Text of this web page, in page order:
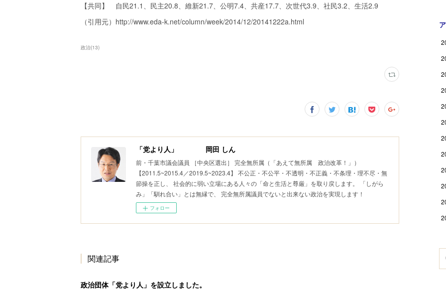
【共同】 自民21.1、民主20.8、維新21.7、公明7.4、共産17.7、次世代3.9、社民3.2、生活2.9
（引用元）http://www.eda-k.net/column/week/2014/12/20141222a.html
政治(13)
「党より人」 岡田 しん
前・千葉市議会議員 ［中央区選出］ 完全無所属（「あえて無所属 政治改革！」）
【2011.5~2015.4／2019.5~2023.4】 不公正・不公平・不透明・不正義・不条理・理不尽・無
節操を正し、 社会的に弱い立場にある人々の「命と生活と尊厳」を取り戻します。 「しがら
み」「馴れ合い」とは無縁で、 完全無所属議員でないと出来ない政治を実現します！
フォロー
関連記事
政治団体「党より人」を設立しました。